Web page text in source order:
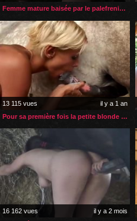
Femme mature baisée par le palefrenier et son cheval
13 115 vues
il y a 1 an
Pour sa première fois la petite blonde boit le sperme du cheval
16 162 vues
il y a 2 mois